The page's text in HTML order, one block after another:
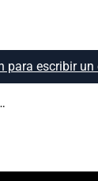
para escribir